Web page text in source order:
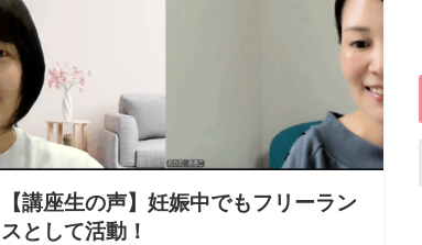
【講座生の声】妊娠中でもフリーラン
スとして活動！